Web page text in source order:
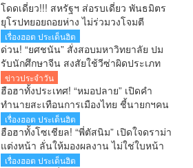
โดดเดี่ยว!!! สหรัฐฯ ส่อรบเดี่ยว พันธมิตร
ยุโรปทยอยถอยห่าง ไม่ร่วมวงโจมตี
อิหร่าน
เรื่องฮอต ประเด็นฮิต
ด่วน! “ยศชนัน” สั่งสอบมหาวิทยาลัย ปม
รับนักศึกษาจีน สงสัยใช้วีซ่าผิดประเภท
ลั่นพบจะเอาผิด
ข่าวประจำวัน
ฮือฮาทั้งประเทศ! “หมอปลาย” เปิดคำ
ทำนายสะเทือนการเมืองไทย ชี้นายกฯคน
ใหม่ หนุ่มหน้าใหม่ พรรคใหม่ โปรไฟล์
แกร่ง แบ็กแน่น ท่านยมบอก
เรื่องฮอต ประเด็นฮิต
ฮือฮาทั้งโซเชียล! “พี่ตัสนิม” เปิดใจดราม่า
แต่งหน้า ลั่นให้มองผลงาน ไม่ใช่ใบหน้า
เตือนคอมเมนต์เกินเลยระวังผิดกฎหมาย
เรื่องฮอต ประเด็นฮิต